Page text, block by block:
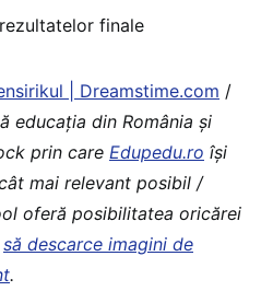
finale
| Dreamstime.com /
educaţia din România şi
prin care Edupedu.ro îşi
mai relevant posibil /
oferă posibilitatea oricărei
să descarce imagini de
.